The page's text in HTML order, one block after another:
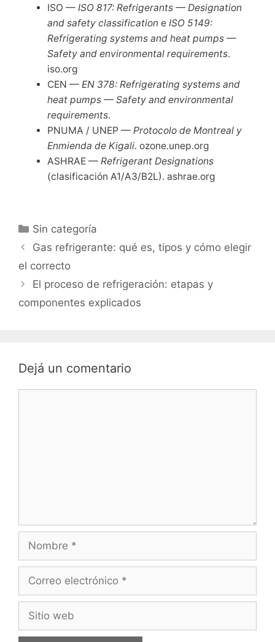
ISO — ISO 817: Refrigerants — Designation
and safety classificatione ISO 5149:
Refrigerating systems and heat pumps —
Safety and environmental requirements.
iso.org
CEN — EN 378: Refrigerating systems and
heat pumps — Safety and environmental
requirements.
PNUMA / UNEP — Protocolo de Montreal y
Enmienda de Kigali. ozone.unep.org
ASHRAE — Refrigerant Designations
(clasificación A1/A3/B2L). ashrae.org
Categorías
Sin categoría
Gas refrigerante: qué es, tipos y cómo elegir
el correcto
El proceso de refrigeración: etapas y
componentes explicados
Dejá un comentario
Nombre
Correo
Sitio